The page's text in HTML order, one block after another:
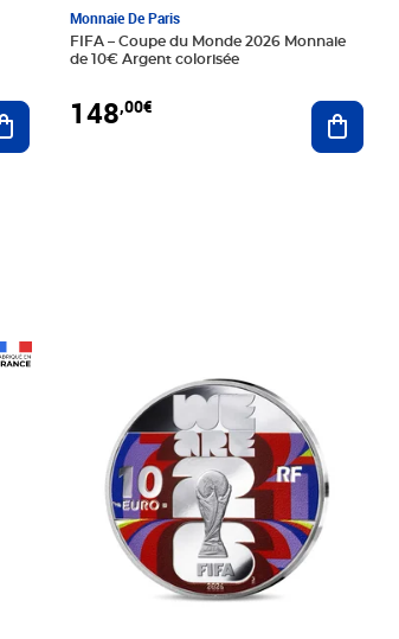
Ajouter au panier
Monnaie De Paris
FIFA – Coupe du Monde 2026 Monnaie
de 10€ Argent colorisée
148,00€